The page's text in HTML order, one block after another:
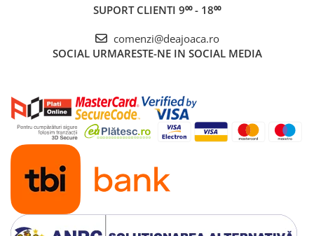
SUPORT CLIENTI 9⁰⁰ - 18⁰⁰
comenzi@deajoaca.ro
SOCIAL URMARESTE-NE IN SOCIAL MEDIA